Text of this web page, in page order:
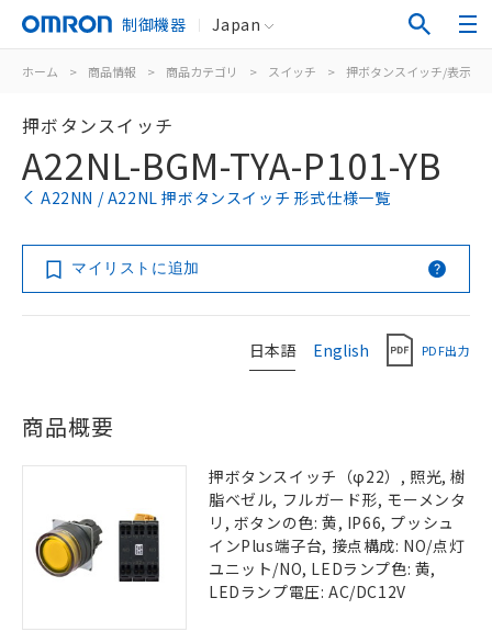
制御機器 Japan
ホーム > 商品情報 > 商品カテゴリ > スイッチ > 押ボタンスイッチ/表示灯
押ボタンスイッチ
A22NL-BGM-TYA-P101-YB
A22NN / A22NL 押ボタンスイッチ 形式仕様一覧
マイリストに追加
日本語 English PDF出力
商品概要
押ボタンスイッチ（φ22）, 照光, 樹
脂ベゼル, フルガード形, モーメンタ
リ, ボタンの色: 黄, IP66, プッシュ
インPlus端子台, 接点構成: NO/点灯
ユニット/NO, LEDランプ色: 黄,
LEDランプ電圧: AC/DC12V